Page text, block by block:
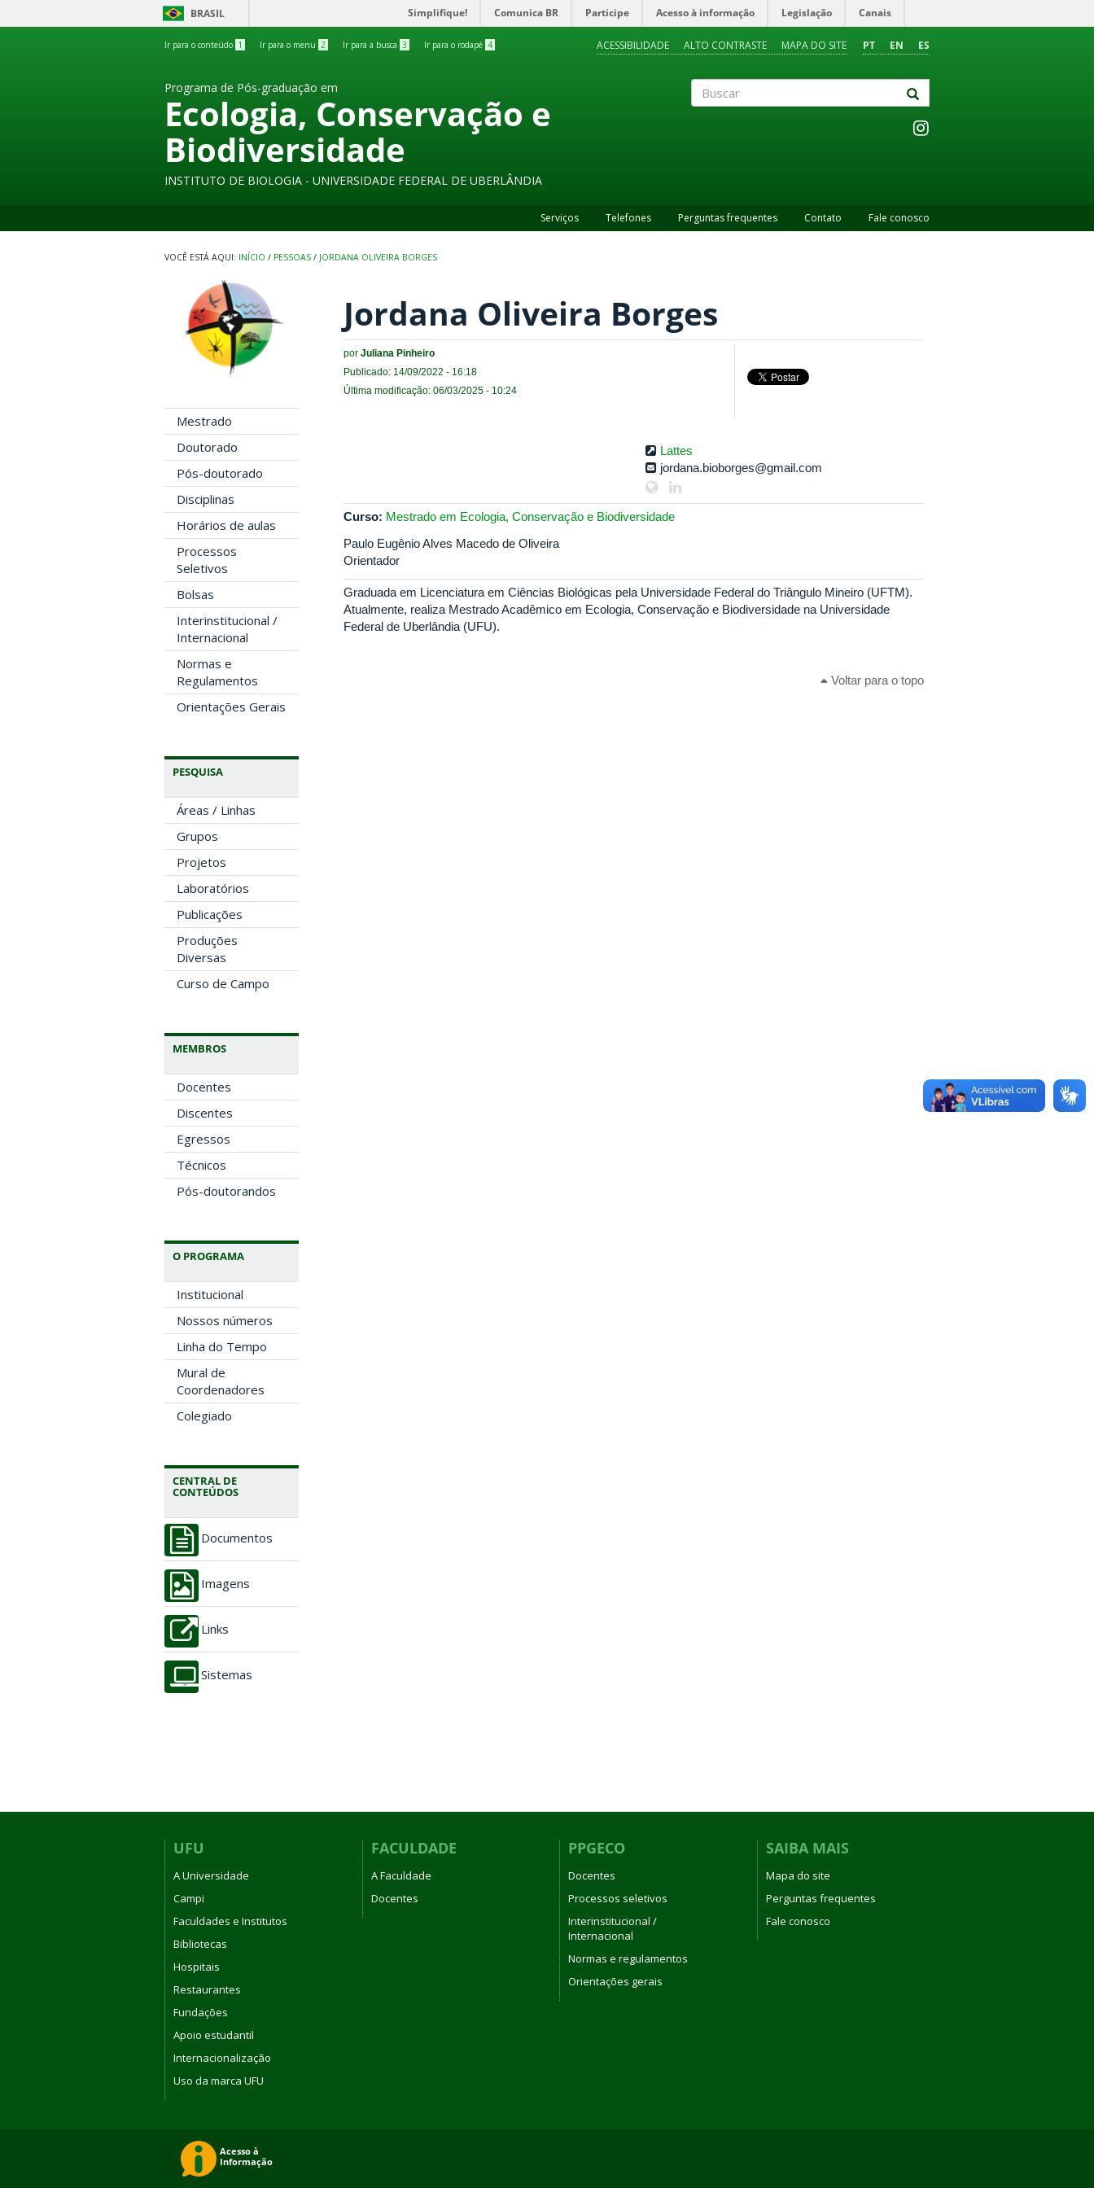
BRASIL Simplifique! Comunica BR Participe Acesso à informação Legislação Canais
Ir para o conteúdo 1 Ir para o menu 2 Ir para a busca 3 Ir para o rodapé 4 PT EN ES
ACESSIBILIDADE ALTO CONTRASTE MAPA DO SITE
Programa de Pós-graduação em
Ecologia, Conservação e
Biodiversidade
INSTITUTO DE BIOLOGIA - UNIVERSIDADE FEDERAL DE UBERLÂNDIA
Serviços Telefones Perguntas frequentes Contato Fale conosco
INÍCIO / PESSOAS / JORDANA OLIVEIRA BORGES
Mestrado
Doutorado
Pós-doutorado
Disciplinas
Horários de aulas
Processos
Seletivos
Bolsas
Interinstitucional /
Internacional
Normas e
Regulamentos
Orientações Gerais
PESQUISA
Áreas / Linhas
Grupos
Projetos
Laboratórios
Publicações
Produções
Diversas
Curso de Campo
MEMBROS
Docentes
Discentes
Egressos
Técnicos
Pós-doutorandos
O PROGRAMA
Institucional
Nossos números
Linha do Tempo
Mural de
Coordenadores
Colegiado
CENTRAL DE
CONTEÚDOS
Documentos
Imagens
Links
Sistemas
Jordana Oliveira Borges
por Juliana Pinheiro
Publicado: 14/09/2022 - 16:18
Última modificação: 06/03/2025 - 10:24
Lattes
jordana.bioborges@gmail.com
Curso: Mestrado em Ecologia, Conservação e Biodiversidade
Paulo Eugênio Alves Macedo de Oliveira
Orientador
Graduada em Licenciatura em Ciências Biológicas pela Universidade Federal do Triângulo Mineiro (UFTM).
Atualmente, realiza Mestrado Acadêmico em Ecologia, Conservação e Biodiversidade na Universidade
Federal de Uberlândia (UFU).
Voltar para o topo
UFU
A Universidade
Campi
Faculdades e Institutos
Bibliotecas
Hospitais
Restaurantes
Fundações
Apoio estudantil
Internacionalização
Uso da marca UFU
FACULDADE
A Faculdade
Docentes
PPGECO
Docentes
Processos seletivos
Interinstitucional /
Internacional
Normas e regulamentos
Orientações gerais
SAIBA MAIS
Mapa do site
Perguntas frequentes
Fale conosco